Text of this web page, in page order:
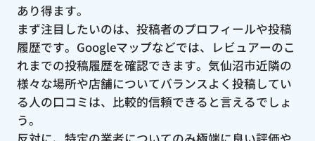
あり得ます。
まず注目したいのは、投稿者のプロフィールや投稿
履歴です。Googleマップなどでは、レビュアーのこ
れまでの投稿履歴を確認できます。気仙沼市近隣の
様々な場所や店舗についてバランスよく投稿してい
る人の口コミは、比較的信頼できると言えるでしょ
う。